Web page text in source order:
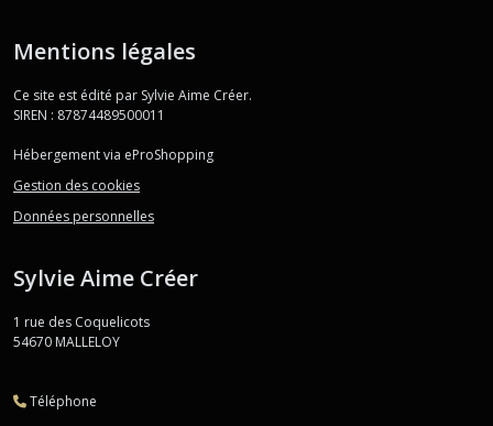
Mentions légales
Ce site est édité par Sylvie Aime Créer.
SIREN : 87874489500011
Hébergement via eProShopping
Gestion des cookies
Données personnelles
Sylvie Aime Créer
1 rue des Coquelicots
54670 MALLELOY
Téléphone